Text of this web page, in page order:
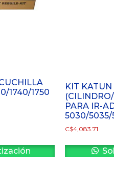
1740/1750
KIT KATUN
PARA IR-
5030/5035/
C$4,083.71